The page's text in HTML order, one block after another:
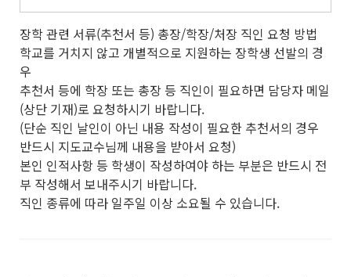
장학 관련 서류(추천서 등) 총장/학장/처장 직인 요청 방법
학교를 거치지 않고 개별적으로 지원하는 장학생 선발의 경
우
추천서 등에 학장 또는 총장 등 직인이 필요하면 담당자 메일
(상단 기재)로 요청하시기 바랍니다.
(단순 직인 날인이 아닌 내용 작성이 필요한 추천서의 경우
반드시 지도교수님께 내용을 받아서 요청)
본인 인적사항 등 학생이 작성하여야 하는 부분은 반드시 전
부 작성해서 보내주시기 바랍니다.
직인 종류에 따라 일주일 이상 소요될 수 있습니다.